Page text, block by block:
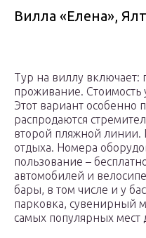
Вилла «Елена»,
Тур на виллу включает:
проживание. Стоимость
Этот вариант особенно
распродаются
второй пляжной линии.
отдыха. Номера
пользование –
автомобилей и
бары, в том числе и у
парковка, сувенирный
самых популярных мест